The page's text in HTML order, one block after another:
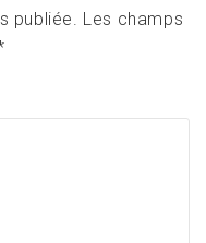
publiée. Les champs